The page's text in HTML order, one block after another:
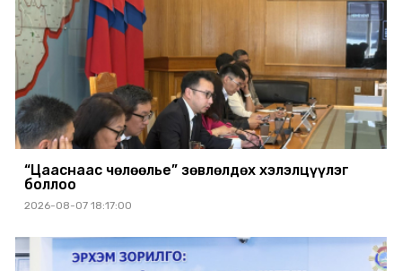
“Цааснаас чөлөөлье” зөвлөлдөх хэлэлцүүлэг
боллоо
2026-08-07 18:17:00